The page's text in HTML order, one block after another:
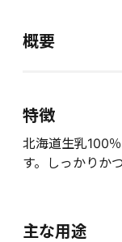
概要
特徴
北海道生乳100
す。しっかりか
主な用途